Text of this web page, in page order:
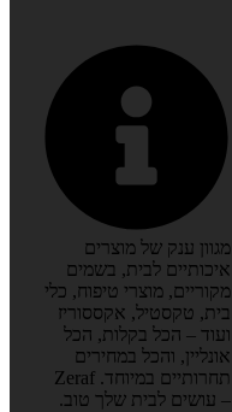
מגוון ענק של מוצרים
איכותיים לבית, בשמים
מקוריים, מוצרי טיפוח, כלי
בית, טקסטיל, אקססוריז
ועוד – הכל בקלות, הכל
אונליין, והכל במחירים
תחרותיים במיוחד. Zeraf
– עושים לבית שלך טוב.